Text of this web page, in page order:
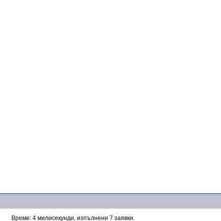
Време: 4 милисекунди, изпълнени 7 заявки.